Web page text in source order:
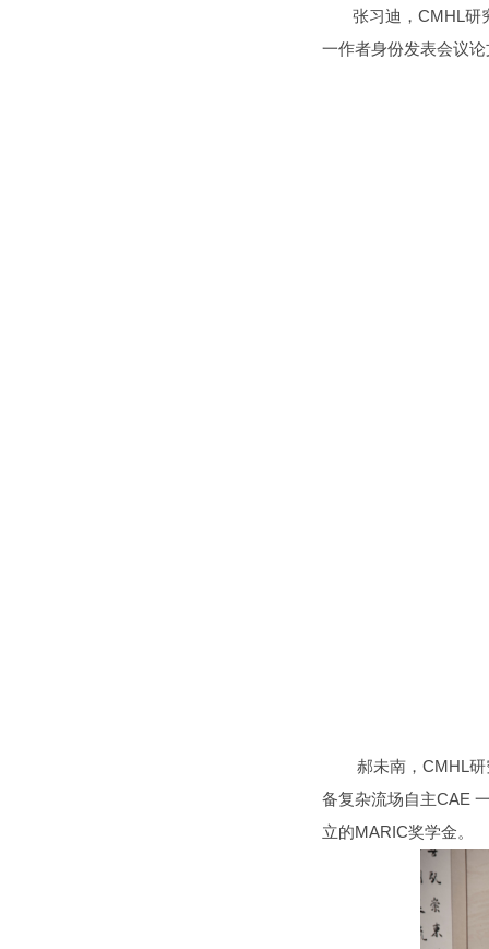
张习迪，CMHL研究
一作者身份发表会议
郝未南，CMHL研究
备复杂流场自主CAE
立的MARIC奖学金。